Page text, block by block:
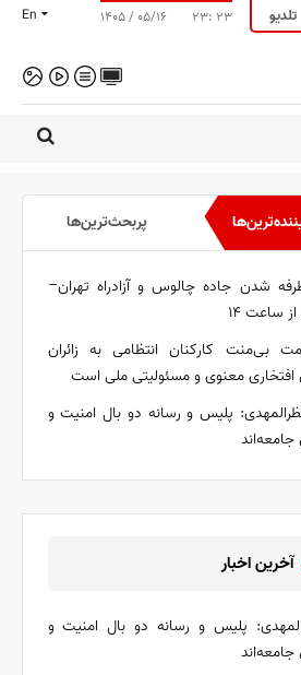
En ۱۴۰۵ / ۰۵/۱۶ ۲۳: ۲۳ تلدیو
پربحث‌ترین‌ها
شدن جاده چالوس و آزادراه تهران–
ساعت ۱۴
بی‌منت کارکنان انتظامی به زائران
افتخاری معنوی و مسئولیتی ملی است
پلیس و رسانه دو بال امنیت و
آخرین اخبار
پلیس و رسانه دو بال امنیت و